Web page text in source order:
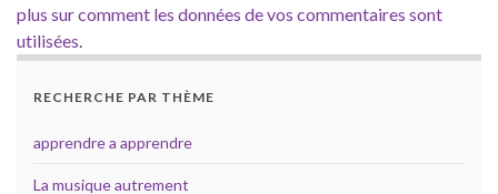
plus sur comment les données de vos commentaires sont
utilisées.
RECHERCHE PAR THÈME
apprendre a apprendre
La musique autrement